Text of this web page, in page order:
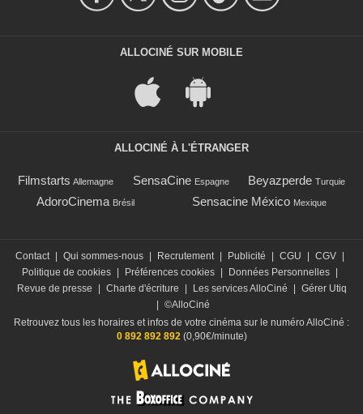
ALLOCINÉ SUR MOBILE
ALLOCINÉ À L'ÉTRANGER
Filmstarts Allemagne SensaCine Espagne Beyazperde Turquie
AdoroCinema Brésil Sensacine México Mexique
Contact Qui sommes-nous Recrutement Publicité CGU CGV
Politique de cookies
Préférences cookies Données Personnelles
Revue de presse
Charte d'écriture Les services AlloCiné
Gérer Utiq
©AlloCiné
Retrouvez tous les horaires et infos de votre cinéma sur le numéro AlloCiné :
0 892 892 892(0,90€/minute)